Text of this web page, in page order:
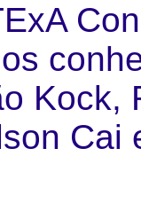
Kock,
Cai